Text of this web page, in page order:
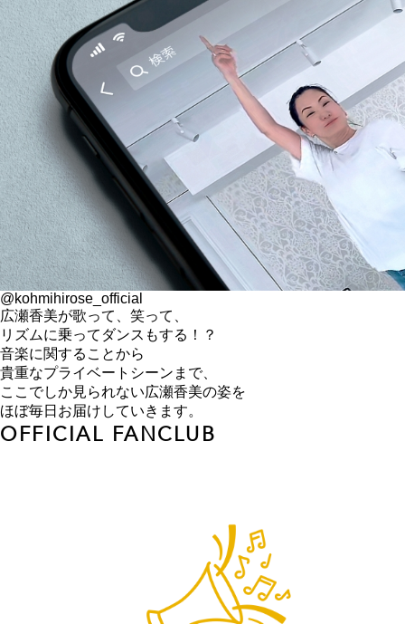
@kohmihirose_official
広瀬香美が歌って、笑って、
リズムに乗ってダンスもする！？
音楽に関することから
貴重なプライベートシーンまで、
ここでしか見られない広瀬香美の姿を
ほぼ毎日お届けしていきます。
OFFICIAL FANCLUB